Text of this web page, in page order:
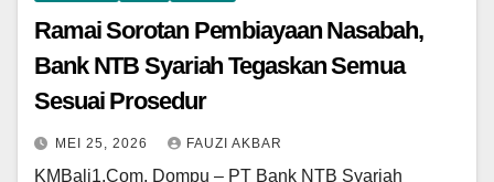
Ramai Sorotan Pembiayaan Nasabah,
Bank NTB Syariah Tegaskan Semua
Sesuai Prosedur
MEI 25, 2026 FAUZI AKBAR
KMBali1.Com, Dompu – PT Bank NTB Syariah